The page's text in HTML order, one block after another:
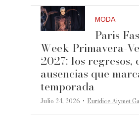
MODA
Paris
Week Primavera-
2027: los regresos,
ausencias que
temporada
Julio 24, 2026 ·Eurídice Aiymet